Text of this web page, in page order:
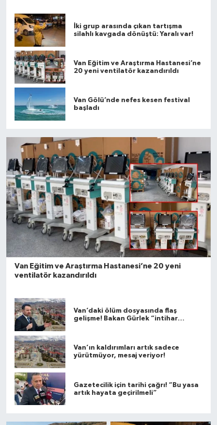
İki grup arasında çıkan tartışma
silahlı kavgada dönüştü: Yaralı var!
Van Eğitim ve Araştırma Hastanesi’ne
20 yeni ventilatör kazandırıldı
Van Gölü’nde nefes kesen festival
başladı
Van Eğitim ve Araştırma Hastanesi’ne 20 yeni
ventilatör kazandırıldı
Van’daki ölüm dosyasında flaş
gelişme! Bakan Gürlek “intihar
Van’ın kaldırımları artık sadece
yürütmüyor, mesaj veriyor!
Gazetecilik için tarihi çağrı! “Bu yasa
artık hayata geçirilmeli”